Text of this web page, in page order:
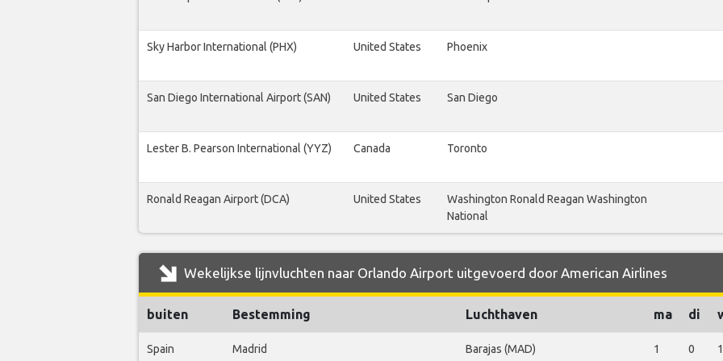
Sky Harbor International (PHX) United States Phoenix
San Diego International Airport (SAN) United States San Diego
Lester B. Pearson International (YYZ) Canada Toronto
Ronald Reagan Airport (DCA) United States
Washington Ronald Reagan Washington
National
Wekelijkse lijnvluchten naar Orlando Airport uitgevoerd door American Airlines
buiten Bestemming Luchthaven ma di
Spain Madrid Barajas (MAD) 1 0 1